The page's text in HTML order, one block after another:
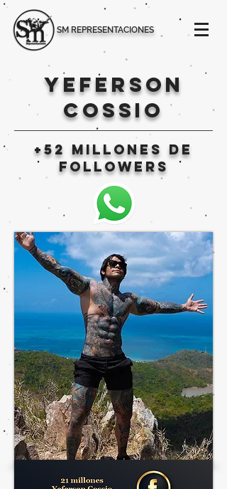
SM REPRESENTACIONES
YEFERSON
COSSIO
+52 MILLONES DE
followers